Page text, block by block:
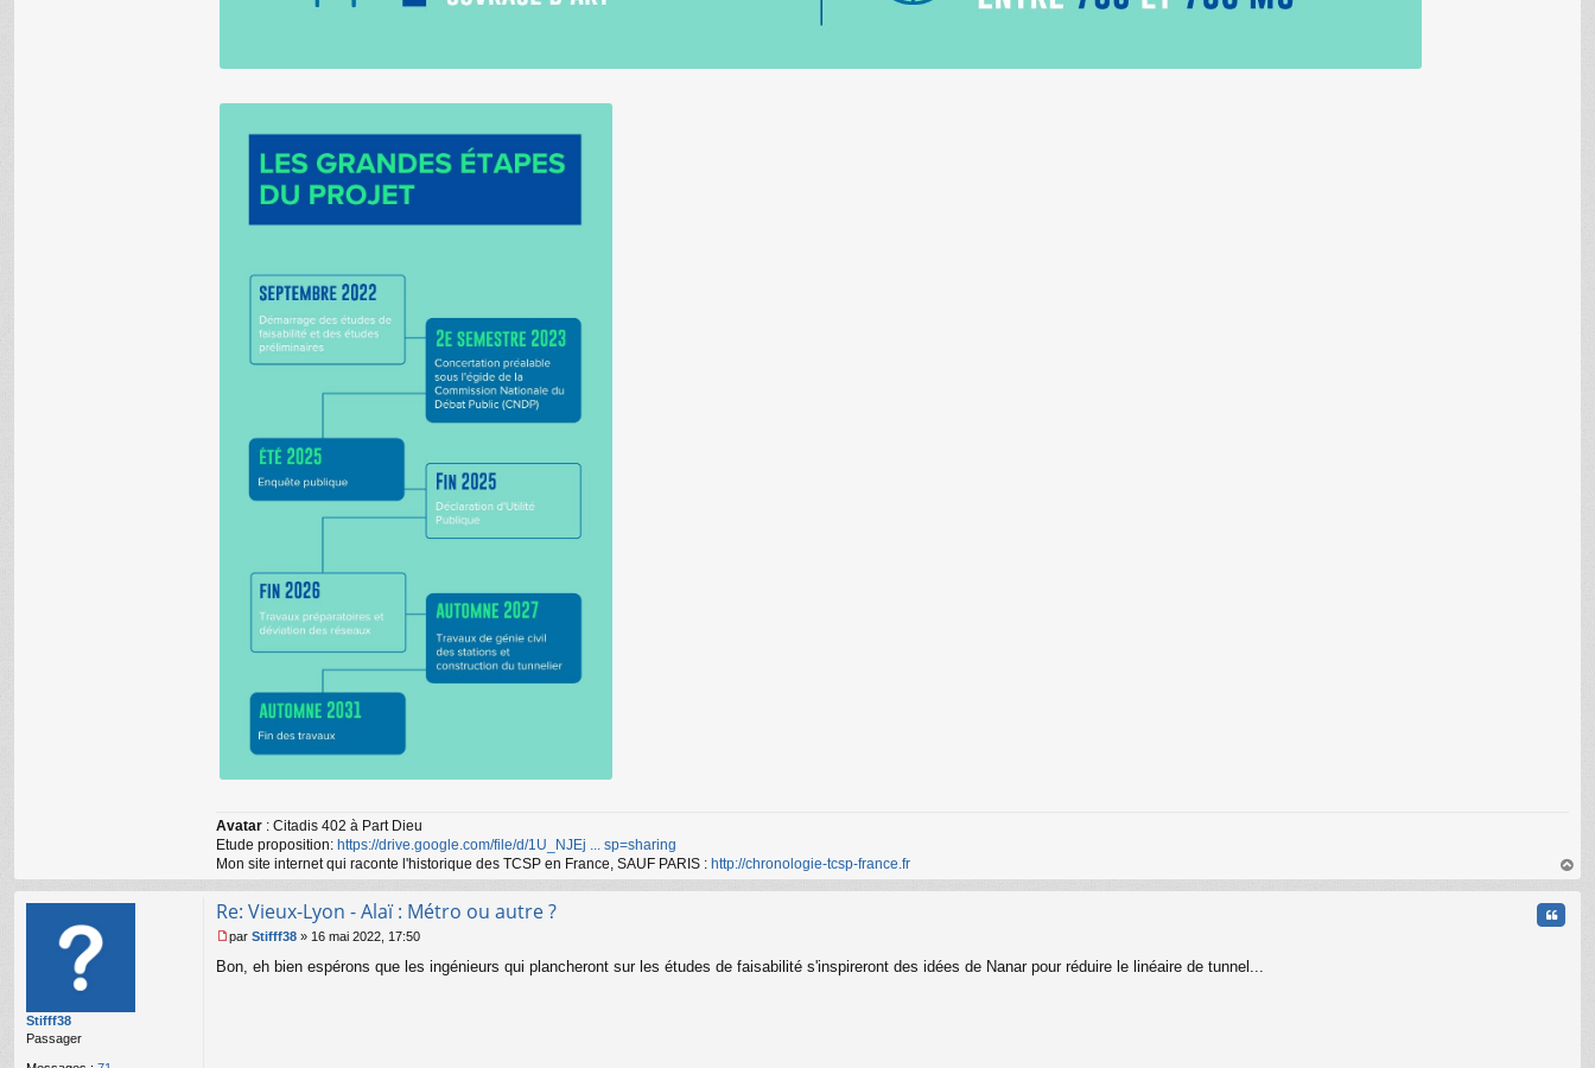
Avatar : Citadis 402 à Part Dieu
Etude proposition: https://drive.google.com/file/d/1U_NJEj ... sp=sharing
Mon site internet qui raconte l'historique des TCSP en France, SAUF PARIS : http://chronologie-tcsp-france.fr
au
Stifff38
Passager
Re: Vieux-Lyon - Alaï : Métro ou autre ?
e
par Stifff38 » 16 mai 2022, 17:50
Bon, eh bien espérons que les ingénieurs qui plancheront sur les études de faisabilité s'inspireront des idées de Nanar pour réduire le linéaire de tunnel...